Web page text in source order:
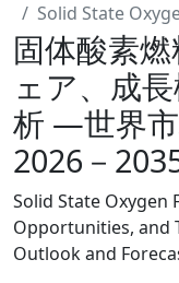
Solid State
固体酸素
ェア、成
析 ―世界
2026－
Solid State Oxygen
Opportunities, and
Outlook and